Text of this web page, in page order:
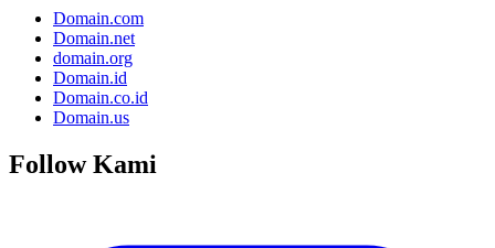
Domain.com
Domain.net
domain.org
Domain.id
Domain.co.id
Domain.us
Follow Kami